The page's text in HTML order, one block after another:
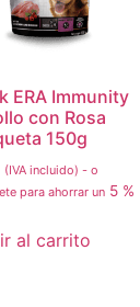
ERA Immunity
con Rosa
150g
(IVA incluido) - o
para ahorrar un 5 %
al carrito